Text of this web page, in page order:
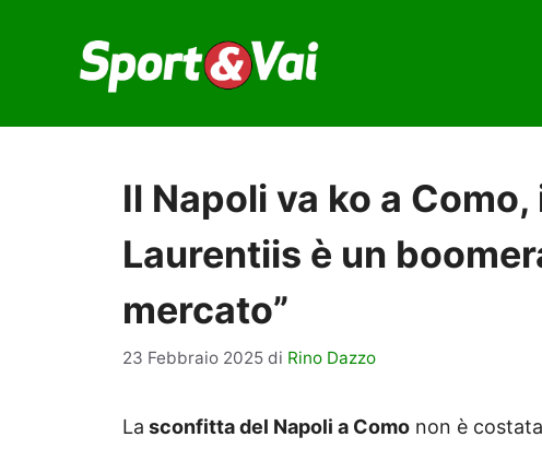
contenuto
Il Napoli va ko a
Laurentiis è un
mercato”
23 Febbraio 2025 di Rino Dazzo
La sconfitta del Napoli a Como non è